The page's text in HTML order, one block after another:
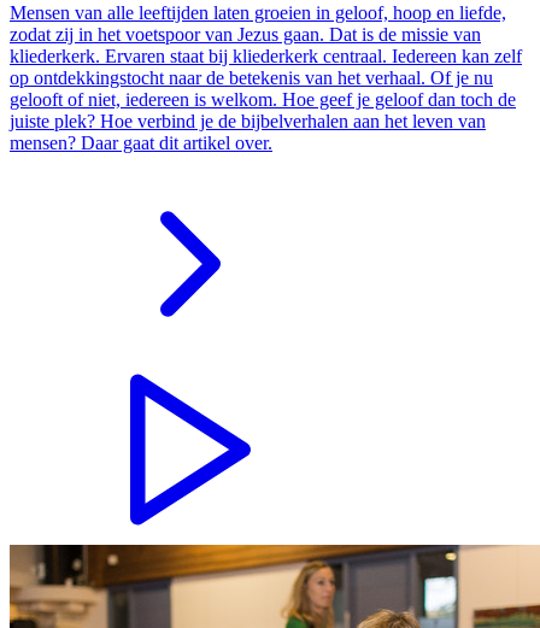
Mensen van alle leeftijden laten groeien in geloof, hoop en liefde,
zodat zij in het voetspoor van Jezus gaan. Dat is de missie van
kliederkerk. Ervaren staat bij kliederkerk centraal. Iedereen kan zelf
op ontdekkingstocht naar de betekenis van het verhaal. Of je nu
gelooft of niet, iedereen is welkom. Hoe geef je geloof dan toch de
juiste plek? Hoe verbind je de bijbelverhalen aan het leven van
mensen? Daar gaat dit artikel over.